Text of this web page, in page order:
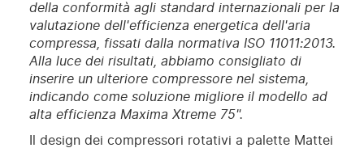
della conformità agli standard internazionali per la
valutazione dell'efficienza energetica dell'aria
compressa, fissati dalla normativa ISO 11011:2013.
Alla luce dei risultati, abbiamo consigliato di
inserire un ulteriore compressore nel sistema,
indicando come soluzione migliore il modello ad
alta efficienza Maxima Xtreme 75".
Il design dei compressori rotativi a palette Mattei